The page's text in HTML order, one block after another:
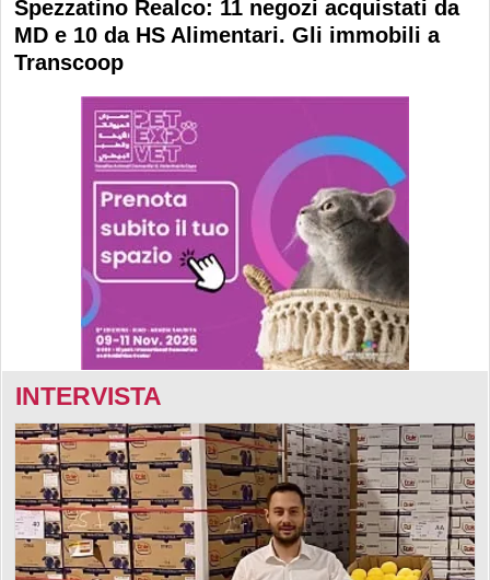
Spezzatino Realco: 11 negozi acquistati da
MD e 10 da HS Alimentari. Gli immobili a
Transcoop
INTERVISTA